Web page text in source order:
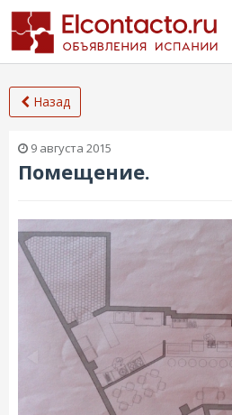
Назад
9 августа 2015
Помещение.